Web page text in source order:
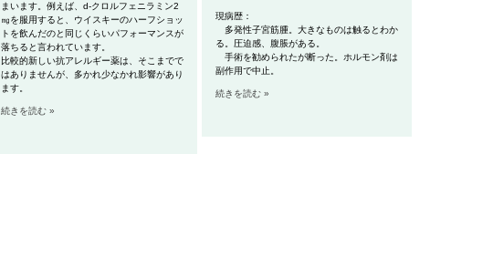
まいます。例えば、d-クロルフェニラミン2
㎎を服用すると、ウイスキーのハーフショッ
トを飲んだのと同じくらいパフォーマンスが
落ちると言われています。
比較的新しい抗アレルギー薬は、そこまでで
はありませんが、多かれ少なかれ影響があり
ます。
続きを読む »
現病歴：
多発性子宮筋腫。大きなものは触るとわか
る 。圧迫感、腹脹がある。
手術を勧められたが断った。ホルモン剤は
副作用で中止。
続きを読む »